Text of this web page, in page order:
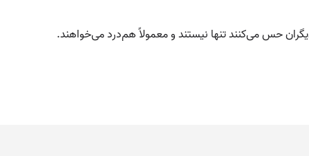
حس می‌کنند تنها نیستند و معمولاً هم‌درد می‌خواهند.